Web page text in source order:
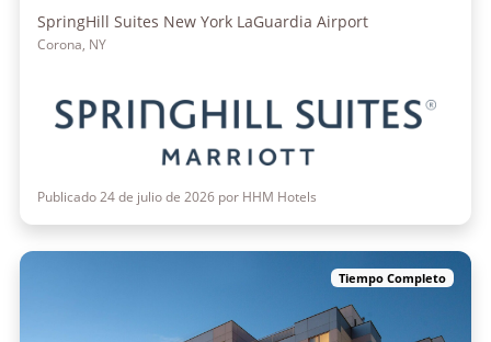
SpringHill Suites New York LaGuardia Airport
Corona, NY
Publicado 24 de julio de 2026 por HHM Hotels
Tiempo Completo